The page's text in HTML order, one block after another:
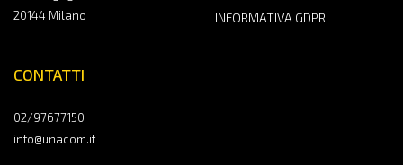
20144 Milano
CONTATTI
02/97677150
info@unacom.it
INFORMATIVA GDPR